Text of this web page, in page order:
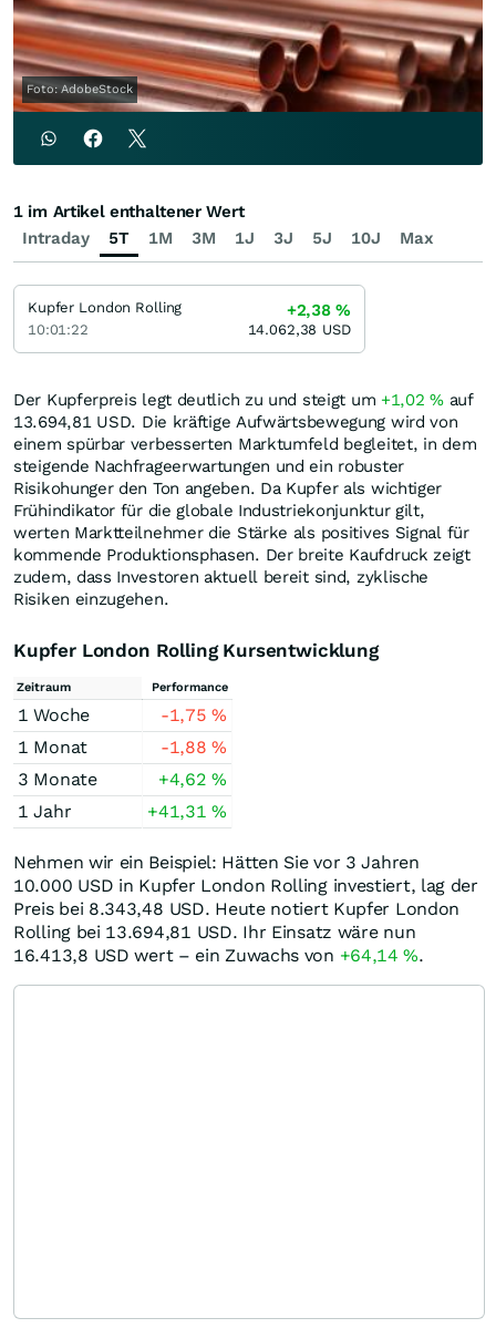
Foto: AdobeStock
Der Kupferpreis legt deutlich zu und steigt um +1,02%auf
13.694,81 USD. Die kräftige Aufwärtsbewegung wird von
einem spürbar verbesserten Marktumfeld begleitet, in dem
steigende Nachfrageerwartungen und ein robuster
Risikohunger den Ton angeben. Da Kupfer als wichtiger
Frühindikator für die globale Industriekonjunktur gilt,
werten Marktteilnehmer die Stärke als positives Signal für
kommende Produktionsphasen. Der breite Kaufdruck zeigt
zudem, dass Investoren aktuell bereit sind, zyklische
Risiken einzugehen.
Kupfer London Rolling Kursentwicklung
Zeitraum Performance
1 Woche -1,75%
1 Monat
-1,88%
3 Monate
+4,62%
1 Jahr
+41,31%
Nehmen wir ein Beispiel: Hätten Sie vor 3 Jahren
10.000 USD in Kupfer London Rolling investiert, lag der
Preis bei 8.343,48 USD. Heute notiert Kupfer London
Rolling bei 13.694,81 USD. Ihr Einsatz wäre nun
16.413,8 USD wert – ein Zuwachs von +64,14%.
Intraday 5T 1M 3M 1J 3J 5J 10J Max
1 im Artikel enthaltener Wert
Kupfer London Rolling
10:01:22
+2,38%
14.062,38 USD